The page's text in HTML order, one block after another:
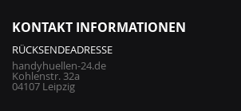
KONTAKT INFORMATIONEN
RÜCKSENDEADRESSE
handyhuellen-24.de
Kohlenstr. 32a
04107 Leipzig